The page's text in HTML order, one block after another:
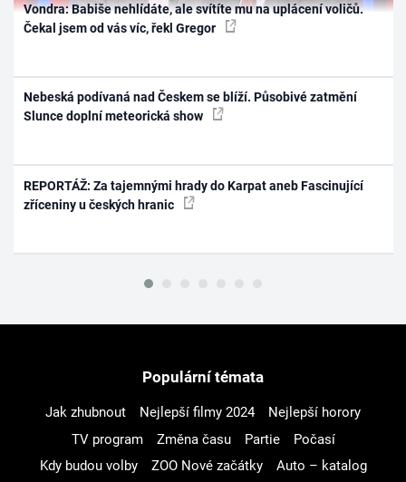
Vondra: Babiše nehlídáte, ale svítíte mu na uplácení voličů.
Čekal jsem od vás víc, řekl Gregor
Nebeská podívaná nad Českem se blíží. Působivé zatmění
Slunce doplní meteorická show
REPORTÁŽ: Za tajemnými hrady do Karpat aneb Fascinující
zříceniny u českých hranic
Populární témata
Jak zhubnout Nejlepší filmy 2024
Nejlepší horory
TV program
Změna času Partie
Počasí
Kdy budou volby
ZOO Nové začátky
Auto – katalog